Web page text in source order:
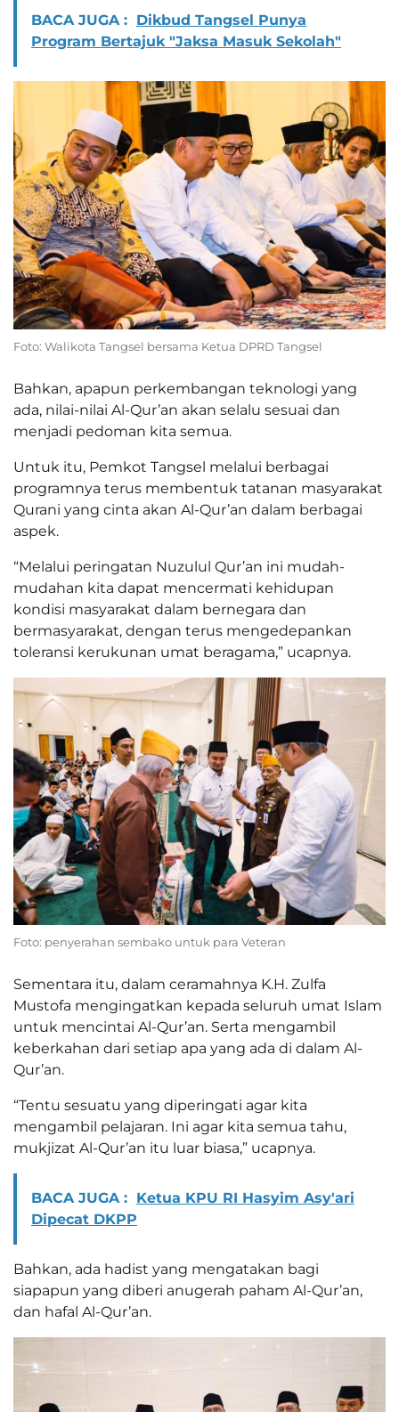
BACA JUGA : Dikbud Tangsel Punya
Program Bertajuk "Jaksa Masuk Sekolah"
Foto: Walikota Tangsel bersama Ketua DPRD Tangsel
Bahkan, apapun perkembangan teknologi yang
ada, nilai-nilai Al-Qur’an akan selalu sesuai dan
menjadi pedoman kita semua.
Untuk itu, Pemkot Tangsel melalui berbagai
programnya terus membentuk tatanan masyarakat
Qurani yang cinta akan Al-Qur’an dalam berbagai
aspek.
“Melalui peringatan Nuzulul Qur’an ini mudah-
mudahan kita dapat mencermati kehidupan
kondisi masyarakat dalam bernegara dan
bermasyarakat, dengan terus mengedepankan
toleransi kerukunan umat beragama,” ucapnya.
Foto: penyerahan sembako untuk para Veteran
Sementara itu, dalam ceramahnya K.H. Zulfa
Mustofa mengingatkan kepada seluruh umat Islam
untuk mencintai Al-Qur’an. Serta mengambil
keberkahan dari setiap apa yang ada di dalam Al-
Qur’an.
“Tentu sesuatu yang diperingati agar kita
mengambil pelajaran. Ini agar kita semua tahu,
mukjizat Al-Qur’an itu luar biasa,” ucapnya.
BACA JUGA : Ketua KPU RI Hasyim Asy'ari
Dipecat DKPP
Bahkan, ada hadist yang mengatakan bagi
siapapun yang diberi anugerah paham Al-Qur’an,
dan hafal Al-Qur’an.